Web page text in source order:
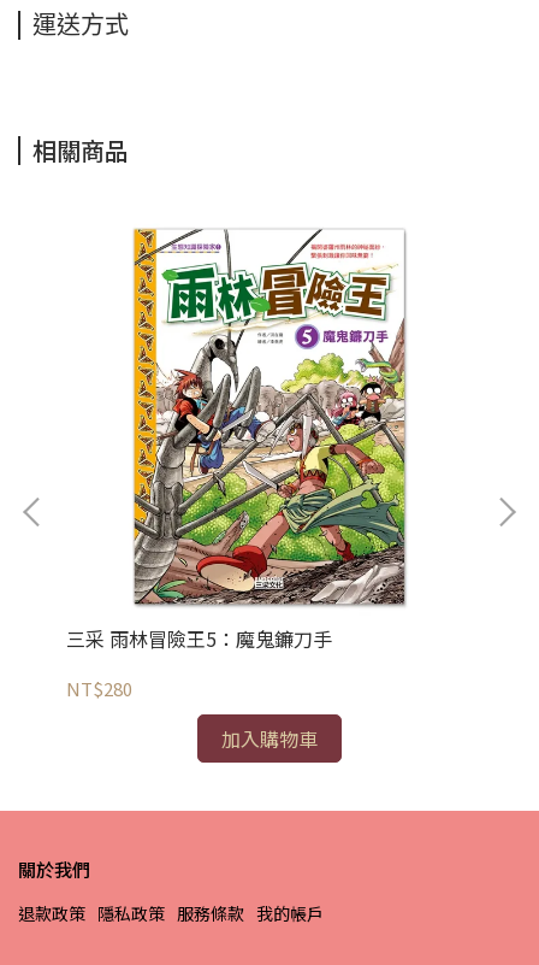
運送方式
相關商品
三采 雨林冒險王5：魔鬼鐮刀手
NT$280
加入購物車
關於我們
退款政策 隱私政策 服務條款 我的帳戶